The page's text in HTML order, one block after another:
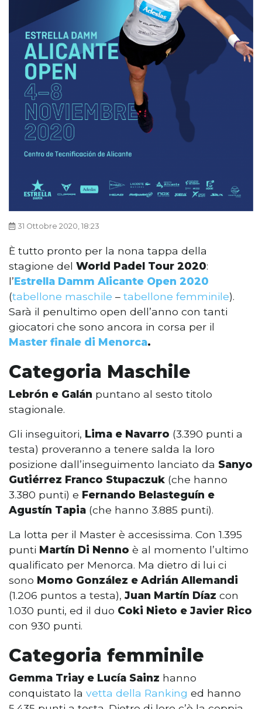
31 Ottobre 2020, 18:23
È tutto pronto per la nona tappa della
stagione del World Padel Tour 2020:
l’Estrella Damm Alicante Open 2020
(tabellone maschile – tabellone femminile).
Sarà il penultimo open dell’anno con tanti
giocatori che sono ancora in corsa per il
Master finale di Menorca.
Categoria Maschile
Lebrón e Galán puntano al sesto titolo
stagionale.
Gli inseguitori, Lima e Navarro (3.390 punti a
testa) proveranno a tenere salda la loro
posizione dall’inseguimento lanciato da Sanyo
Gutiérrez Franco Stupaczuk (che hanno
3.380 punti) e Fernando Belasteguín e
Agustín Tapia (che hanno 3.885 punti).
La lotta per il Master è accesissima. Con 1.395
punti Martín Di Nenno è al momento l’ultimo
qualificato per Menorca. Ma dietro di lui ci
sono Momo González e Adrián Allemandi
(1.206 puntos a testa),Juan Martín Díaz con
1.030 punti, ed il duo Coki Nieto e Javier Rico
con 930 punti.
Categoria femminile
Gemma Triay e Lucía Sainz hanno
conquistato la vetta della Ranking ed hanno